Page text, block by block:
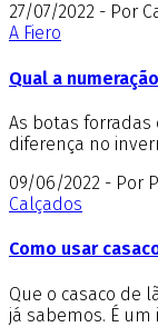
27/07/2022 - Por
A Fiero
Qual a
As botas
diferença no
09/06/2022 - Por
Calçados
Como usar
Que o casaco de
já sabemos. É